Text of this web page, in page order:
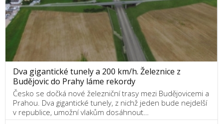
Dva gigantické tunely a 200 km/h. Železnice z
Budějovic do Prahy láme rekordy
Česko se dočká nové železniční trasy mezi Budějovicemi a
Prahou. Dva gigantické tunely, z nichž jeden bude nejdelší
v republice, umožní vlakům dosáhnout…